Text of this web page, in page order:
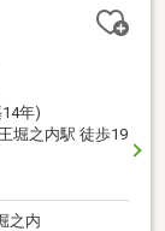
らぱれっと保
年)
堀之内駅 徒歩19
之内